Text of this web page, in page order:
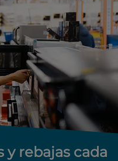
y rebajas cada